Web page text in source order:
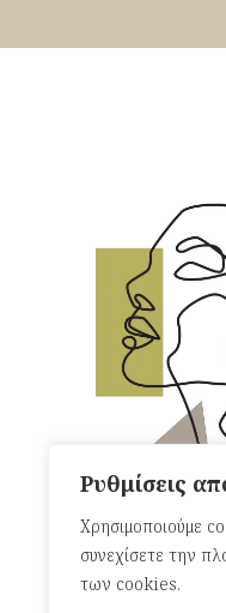
Ρυθμίσεις
Χρησιμοποιούμε
συνεχίσετε την
των cookies.